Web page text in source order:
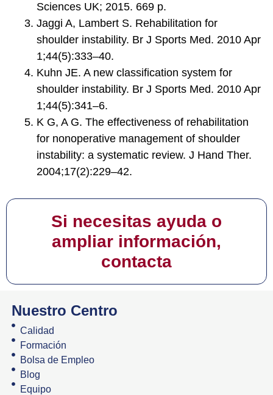
Sciences UK; 2015. 669 p.
Jaggi A, Lambert S. Rehabilitation for
shoulder instability. Br J Sports Med. 2010 Apr
1;44(5):333–40.
Kuhn JE. A new classification system for
shoulder instability. Br J Sports Med. 2010 Apr
1;44(5):341–6.
K G, A G. The effectiveness of rehabilitation
for nonoperative management of shoulder
instability: a systematic review. J Hand Ther.
2004;17(2):229–42.
Si necesitas ayuda o
ampliar información,
contacta
Nuestro Centro
Calidad
Formación
Bolsa de Empleo
Blog
Equipo